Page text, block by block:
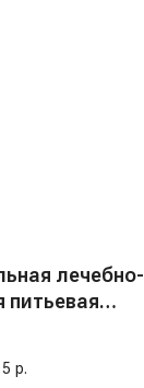
лечебно-
питьевая
р.